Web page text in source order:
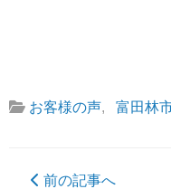
お客様の声, 富田林
前の記事へ